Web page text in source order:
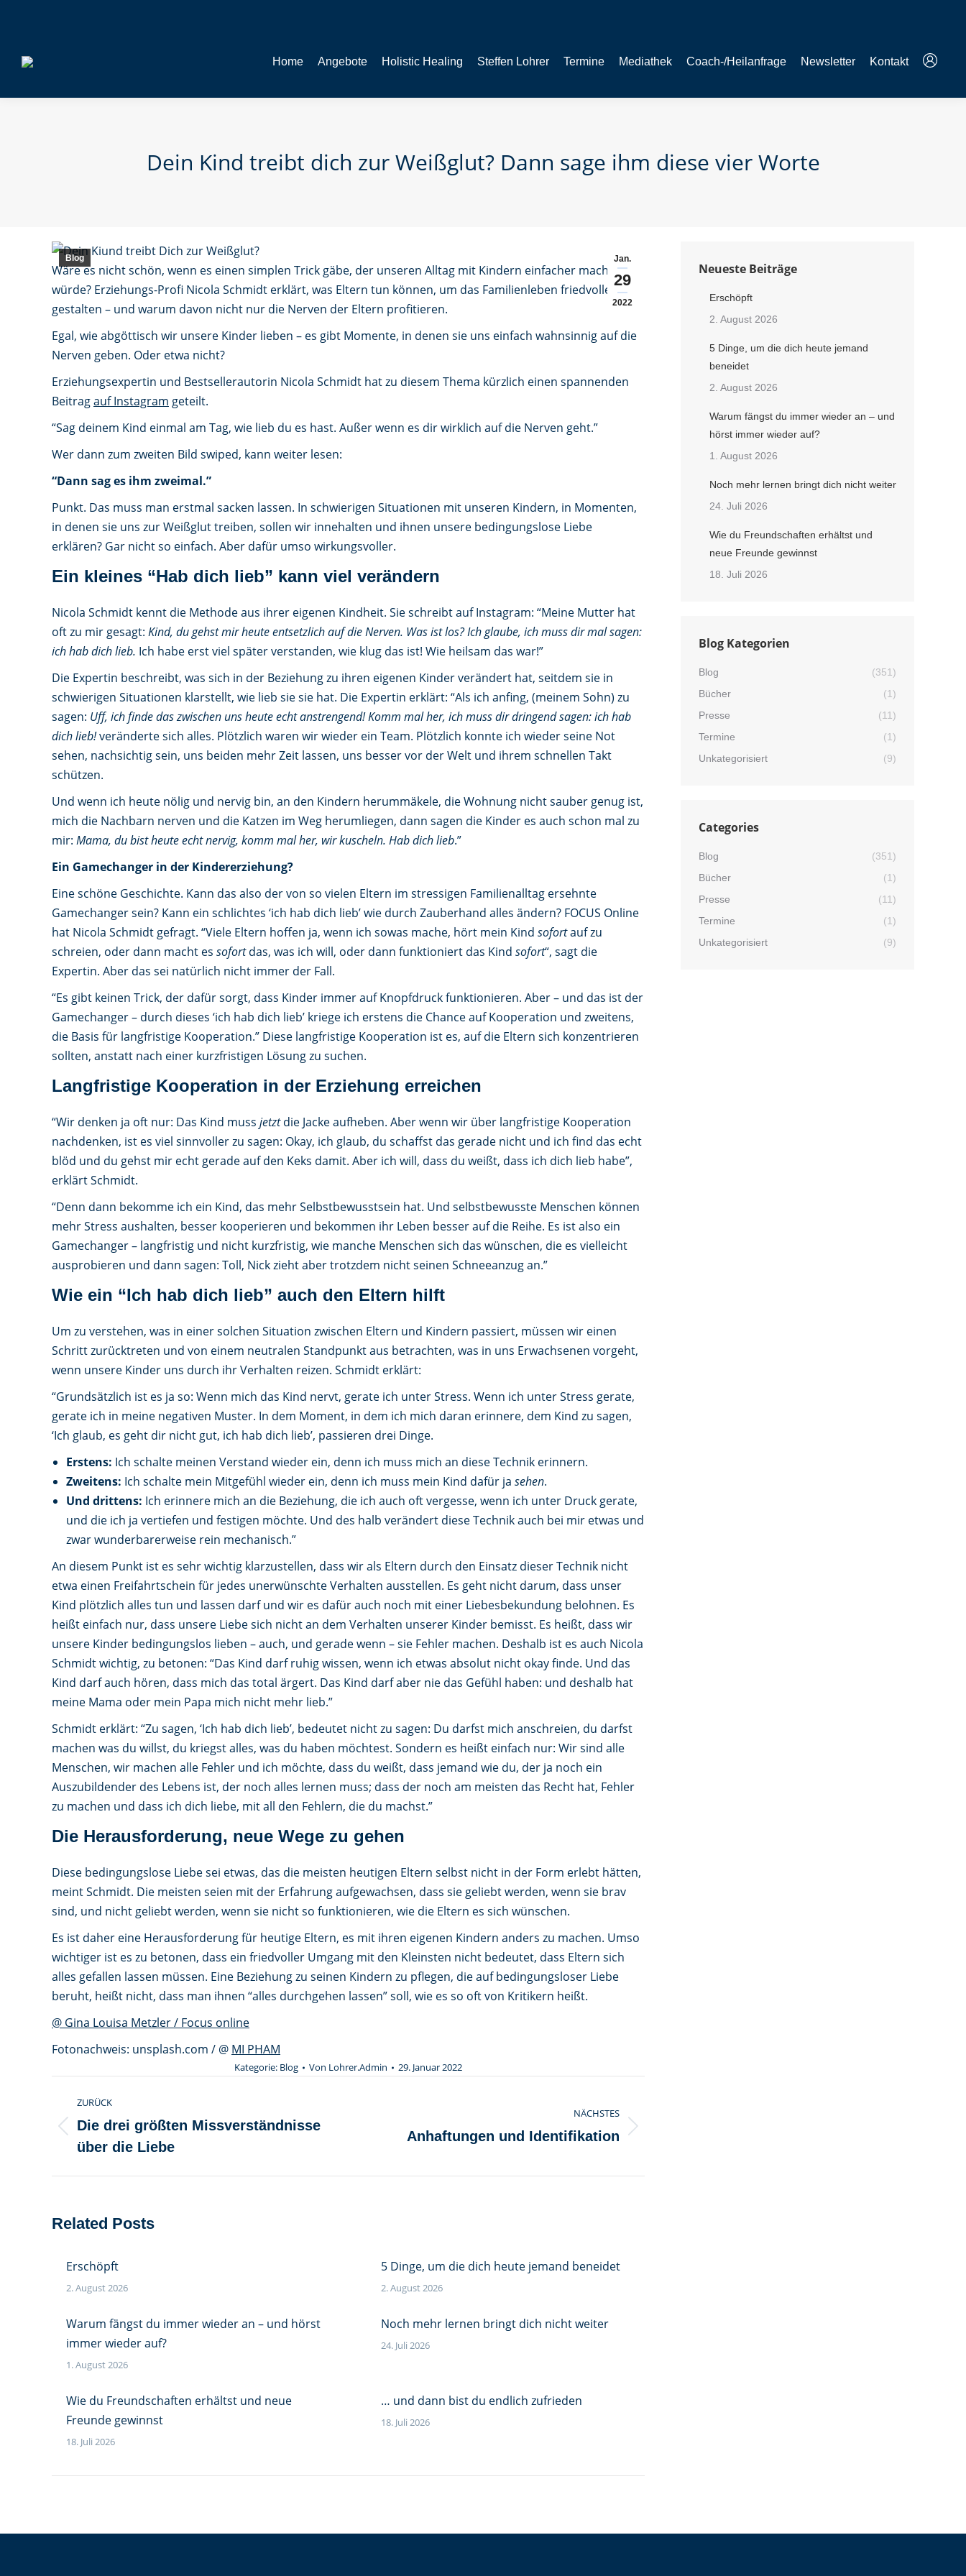
Home Angebote Holistic Healing Steffen Lohrer Termine Mediathek Coach-/Heilanfrage Newsletter Kontakt
Dein Kind treibt dich zur Weißglut? Dann sage ihm diese vier Worte
Jan.
29
2022
Blog
Wäre es nicht schön, wenn es einen simplen Trick gäbe, der unseren Alltag mit Kindern einfacher machen
würde? Erziehungs-Profi Nicola Schmidt erklärt, was Eltern tun können, um das Familienleben friedvoller zu
gestalten – und warum davon nicht nur die Nerven der Eltern profitieren.
Egal, wie abgöttisch wir unsere Kinder lieben – es gibt Momente, in denen sie uns einfach wahnsinnig auf die
Nerven geben. Oder etwa nicht?
Erziehungsexpertin und Bestsellerautorin Nicola Schmidt hat zu diesem Thema kürzlich einen spannenden
Beitragauf Instagram geteilt.
“Sag deinem Kind einmal am Tag, wie lieb du es hast. Außer wenn es dir wirklich auf die Nerven geht.”
Wer dann zum zweiten Bild swiped, kann weiter lesen:
“Dann sag es ihm zweimal.”
Punkt. Das muss man erstmal sacken lassen. In schwierigen Situationen mit unseren Kindern, in Momenten,
in denen sie uns zur Weißglut treiben, sollen wir innehalten und ihnen unsere bedingungslose Liebe
erklären? Gar nicht so einfach. Aber dafür umso wirkungsvoller.
Ein kleines “Hab dich lieb” kann viel verändern
Nicola Schmidt kennt die Methode aus ihrer eigenen Kindheit. Sie schreibt auf Instagram: “Meine Mutter hat
oft zu mir gesagt: Kind, du gehst mir heute entsetzlich auf die Nerven. Was ist los? Ich glaube, ich muss dir mal sagen:
ich hab dich lieb. Ich habe erst viel später verstanden, wie klug das ist! Wie heilsam das war!”
Die Expertin beschreibt, was sich in der Beziehung zu ihren eigenen Kinder verändert hat, seitdem sie in
schwierigen Situationen klarstellt, wie lieb sie sie hat. Die Expertin erklärt: “Als ich anfing, (meinem Sohn) zu
sagen: Uff, ich finde das zwischen uns heute echt anstrengend! Komm mal her, ich muss dir dringend sagen: ich hab
dich lieb!veränderte sich alles. Plötzlich waren wir wieder ein Team. Plötzlich konnte ich wieder seine Not
sehen, nachsichtig sein, uns beiden mehr Zeit lassen, uns besser vor der Welt und ihrem schnellen Takt
schützen.
Und wenn ich heute nölig und nervig bin, an den Kindern herummäkele, die Wohnung nicht sauber genug ist,
mich die Nachbarn nerven und die Katzen im Weg herumliegen, dann sagen die Kinder es auch schon mal zu
mir: Mama, du bist heute echt nervig, komm mal her, wir kuscheln. Hab dich lieb.”
Ein Gamechanger in der Kindererziehung?
Eine schöne Geschichte. Kann das also der von so vielen Eltern im stressigen Familienalltag ersehnte
Gamechanger sein? Kann ein schlichtes ‘ich hab dich lieb’ wie durch Zauberhand alles ändern? FOCUS Online
hat Nicola Schmidt gefragt. “Viele Eltern hoffen ja, wenn ich sowas mache, hört mein Kind sofortauf zu
schreien, oder dann macht es sofortdas, was ich will, oder dann funktioniert das Kind sofort“, sagt die
Expertin. Aber das sei natürlich nicht immer der Fall.
“Es gibt keinen Trick, der dafür sorgt, dass Kinder immer auf Knopfdruck funktionieren. Aber – und das ist der
Gamechanger – durch dieses ‘ich hab dich lieb’ kriege ich erstens die Chance auf Kooperation und zweitens,
die Basis für langfristige Kooperation.” Diese langfristige Kooperation ist es, auf die Eltern sich konzentrieren
sollten, anstatt nach einer kurzfristigen Lösung zu suchen.
Langfristige Kooperation in der Erziehung erreichen
“Wir denken ja oft nur: Das Kind muss jetztdie Jacke aufheben. Aber wenn wir über langfristige Kooperation
nachdenken, ist es viel sinnvoller zu sagen: Okay, ich glaub, du schaffst das gerade nicht und ich find das echt
blöd und du gehst mir echt gerade auf den Keks damit. Aber ich will, dass du weißt, dass ich dich lieb habe”,
erklärt Schmidt.
“Denn dann bekomme ich ein Kind, das mehr Selbstbewusstsein hat. Und selbstbewusste Menschen können
mehr Stress aushalten, besser kooperieren und bekommen ihr Leben besser auf die Reihe. Es ist also ein
Gamechanger – langfristig und nicht kurzfristig, wie manche Menschen sich das wünschen, die es vielleicht
ausprobieren und dann sagen: Toll, Nick zieht aber trotzdem nicht seinen Schneeanzug an.”
Wie ein “Ich hab dich lieb” auch den Eltern hilft
Um zu verstehen, was in einer solchen Situation zwischen Eltern und Kindern passiert, müssen wir einen
Schritt zurücktreten und von einem neutralen Standpunkt aus betrachten, was in uns Erwachsenen vorgeht,
wenn unsere Kinder uns durch ihr Verhalten reizen. Schmidt erklärt:
“Grundsätzlich ist es ja so: Wenn mich das Kind nervt, gerate ich unter Stress. Wenn ich unter Stress gerate,
gerate ich in meine negativen Muster. In dem Moment, in dem ich mich daran erinnere, dem Kind zu sagen,
‘Ich glaub, es geht dir nicht gut, ich hab dich lieb’, passieren drei Dinge.
Erstens: Ich schalte meinen Verstand wieder ein, denn ich muss mich an diese Technik erinnern.
Zweitens: Ich schalte mein Mitgefühl wieder ein, denn ich muss mein Kind dafür ja sehen.
Und drittens: Ich erinnere mich an die Beziehung, die ich auch oft vergesse, wenn ich unter Druck gerate,
und die ich ja vertiefen und festigen möchte. Und des halb verändert diese Technik auch bei mir etwas und
zwar wunderbarerweise rein mechanisch.”
An diesem Punkt ist es sehr wichtig klarzustellen, dass wir als Eltern durch den Einsatz dieser Technik nicht
etwa einen Freifahrtschein für jedes unerwünschte Verhalten ausstellen. Es geht nicht darum, dass unser
Kind plötzlich alles tun und lassen darf und wir es dafür auch noch mit einer Liebesbekundung belohnen. Es
heißt einfach nur, dass unsere Liebe sich nicht an dem Verhalten unserer Kinder bemisst. Es heißt, dass wir
unsere Kinder bedingungslos lieben – auch, und gerade wenn – sie Fehler machen. Deshalb ist es auch Nicola
Schmidt wichtig, zu betonen: “Das Kind darf ruhig wissen, wenn ich etwas absolut nicht okay finde. Und das
Kind darf auch hören, dass mich das total ärgert. Das Kind darf aber nie das Gefühl haben: und deshalb hat
meine Mama oder mein Papa mich nicht mehr lieb.”
Schmidt erklärt: “Zu sagen, ‘Ich hab dich lieb’, bedeutet nicht zu sagen: Du darfst mich anschreien, du darfst
machen was du willst, du kriegst alles, was du haben möchtest. Sondern es heißt einfach nur: Wir sind alle
Menschen, wir machen alle Fehler und ich möchte, dass du weißt, dass jemand wie du, der ja noch ein
Auszubildender des Lebens ist, der noch alles lernen muss; dass der noch am meisten das Recht hat, Fehler
zu machen und dass ich dich liebe, mit all den Fehlern, die du machst.”
Die Herausforderung, neue Wege zu gehen
Diese bedingungslose Liebe sei etwas, das die meisten heutigen Eltern selbst nicht in der Form erlebt hätten,
meint Schmidt. Die meisten seien mit der Erfahrung aufgewachsen, dass sie geliebt werden, wenn sie brav
sind, und nicht geliebt werden, wenn sie nicht so funktionieren, wie die Eltern es sich wünschen.
Es ist daher eine Herausforderung für heutige Eltern, es mit ihren eigenen Kindern anders zu machen. Umso
wichtiger ist es zu betonen, dass ein friedvoller Umgang mit den Kleinsten nicht bedeutet, dass Eltern sich
alles gefallen lassen müssen. Eine Beziehung zu seinen Kindern zu pflegen, die auf bedingungsloser Liebe
beruht, heißt nicht, dass man ihnen “alles durchgehen lassen” soll, wie es so oft von Kritikern heißt.
@ Gina Louisa Metzler / Focus online
Fotonachweis: unsplash.com / @ MI PHAM
Kategorie: Blog Von Lohrer.Admin 29. Januar 2022
ZURÜCK
Vorheriger
Beitrag:
Die drei größten Missverständnisse
über die Liebe
NÄCHSTES
NächsterAnhaftungen und Identifikation
Related Posts
Erschöpft
2. August 2026
5 Dinge, um die dich heute jemand beneidet
2. August 2026
Warum fängst du immer wieder an – und hörst
immer wieder auf?
1. August 2026
Noch mehr lernen bringt dich nicht weiter
24. Juli 2026
Wie du Freundschaften erhältst und neue
Freunde gewinnst
18. Juli 2026
… und dann bist du endlich zufrieden
18. Juli 2026
Neueste Beiträge
Erschöpft
2. August 2026
5 Dinge, um die dich heute jemand
beneidet
2. August 2026
Warum fängst du immer wieder an – und
hörst immer wieder auf?
1. August 2026
Noch mehr lernen bringt dich nicht weiter
24. Juli 2026
Wie du Freundschaften erhältst und
neue Freunde gewinnst
18. Juli 2026
Blog Kategorien
Blog
(351)
Bücher
(1)
Presse
(11)
Termine
(1)
Unkategorisiert
(9)
Categories
Blog
(351)
Bücher
(1)
Presse
(11)
Termine
(1)
Unkategorisiert
(9)